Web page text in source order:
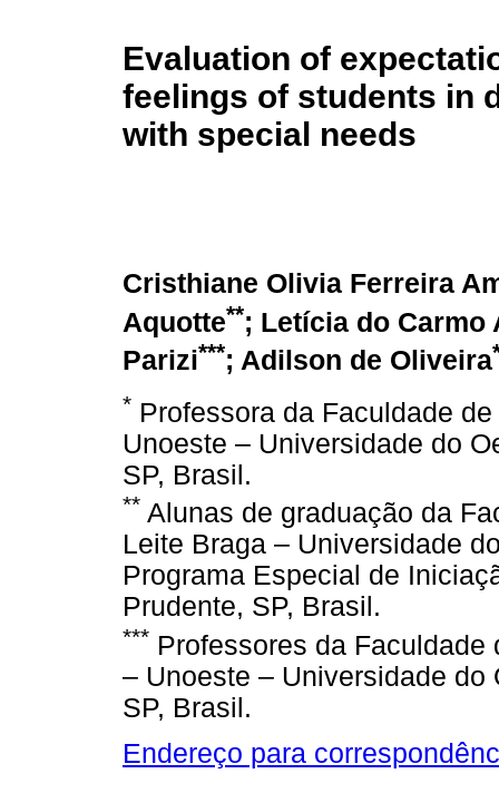
Evaluation of
feelings of students in
with special needs
Cristhiane Olivia Ferreira
Aquotte**; Letícia do Carmo
Parizi***; Adilson de Oliveira
* Professora da Faculdade
Unoeste – Universidade do
SP, Brasil.
** Alunas de graduação da
Leite Braga – Universidade
Programa Especial de
Prudente, SP, Brasil.
*** Professores da Faculdade
– Unoeste – Universidade
SP, Brasil.
Endereço para